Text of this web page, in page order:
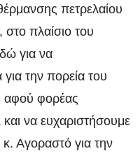
πετρελαίου
πλαίσιο του
για να
την πορεία του
αφού φορέας
να ευχαριστήσουμε
Αγοραστό για την